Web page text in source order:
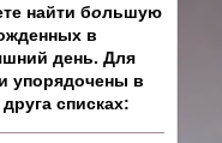
найти большую
в
день. Для
упорядочены в
списках: